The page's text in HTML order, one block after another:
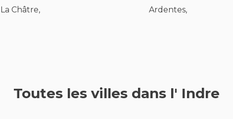
La Châtre,
Ardentes,
Toutes les villes dans l' Indre